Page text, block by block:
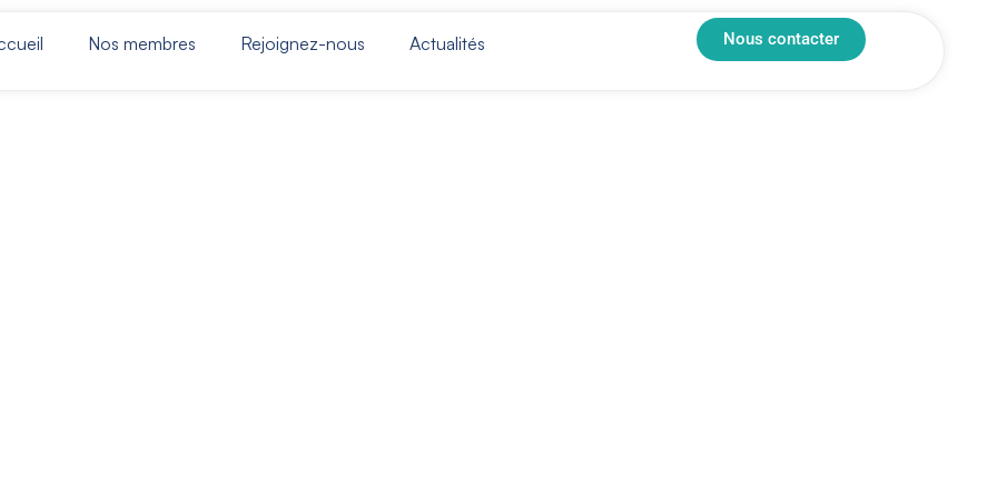
Nos membres Rejoignez-nous Actualités Nous contacter